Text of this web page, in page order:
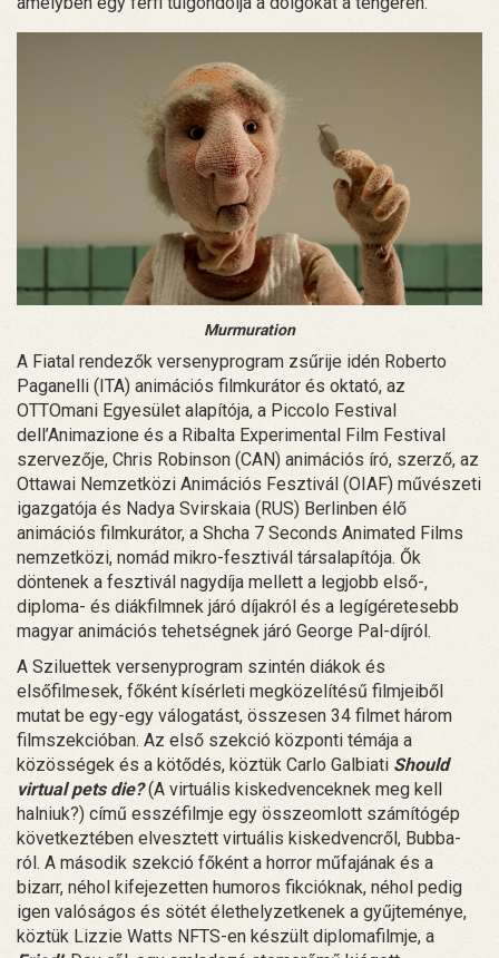
Murmuration
A Fiatal rendezők versenyprogram zsűrije idén Roberto
Paganelli (ITA) animációs filmkurátor és oktató, az
OTTOmani Egyesület alapítója, a Piccolo Festival
dell’Animazione és a Ribalta Experimental Film Festival
szervezője, Chris Robinson (CAN) animációs író, szerző, az
Ottawai Nemzetközi Animációs Fesztivál (OIAF) művészeti
igazgatója és Nadya Svirskaia (RUS) Berlinben élő
animációs filmkurátor, a Shcha 7 Seconds Animated Films
nemzetközi, nomád mikro-fesztivál társalapítója. Ők
döntenek a fesztivál nagydíja mellett a legjobb első-,
diploma- és diákfilmnek járó díjakról és a legígéretesebb
magyar animációs tehetségnek járó George Pal-díjról.
A Sziluettek versenyprogram szintén diákok és
elsőfilmesek, főként kísérleti megközelítésű filmjeiből
mutat be egy-egy válogatást, összesen 34 filmet három
filmszekcióban. Az első szekció központi témája a
közösségek és a kötődés, köztük Carlo Galbiati Should
virtual pets die?(A virtuális kiskedvenceknek meg kell
halniuk?) című esszéfilmje egy összeomlott számítógép
következtében elvesztett virtuális kiskedvencről, Bubba-
ról. A második szekció főként a horror műfajának és a
bizarr, néhol kifejezetten humoros fikcióknak, néhol pedig
igen valóságos és sötét élethelyzetkenek a gyűjteménye,
köztük Lizzie Watts NFTS-en készült diplomafilmje, a